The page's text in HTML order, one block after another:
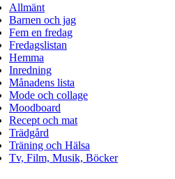
Allmänt
Barnen och jag
Fem en fredag
Fredagslistan
Hemma
Inredning
Månadens lista
Mode och collage
Moodboard
Recept och mat
Trädgård
Träning och Hälsa
Tv, Film, Musik, Böcker